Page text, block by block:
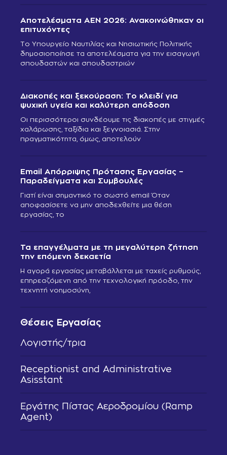
Θέσεις Εργασίας
Λογιστής/τρια
Receptionist and Administrative
Asisstant
Εργάτης Πίστας Αεροδρομίου (Ramp
Agent)
Αποτελέσματα ΑΕΝ 2026: Ανακοινώθηκαν οι
επιτυχόντες
Το Υπουργείο Ναυτιλίας και Νησιωτικής Πολιτικής
δημοσιοποίησε τα αποτελέσματα για την εισαγωγή
σπουδαστών και σπουδαστριών
Διακοπές και ξεκούραση: Το κλειδί για
ψυχική υγεία και καλύτερη απόδοση
Οι περισσότεροι συνδέουμε τις διακοπές με στιγμές
χαλάρωσης, ταξίδια και ξεγνοιασιά. Στην
πραγματικότητα, όμως, αποτελούν
Email Απόρριψης Πρότασης Εργασίας –
Παραδείγματα και Συμβουλές
Γιατί είναι σημαντικό το σωστό email Όταν
αποφασίσετε να μην αποδεχθείτε μια θέση
εργασίας, το
Τα επαγγέλματα με τη μεγαλύτερη ζήτηση
την επόμενη δεκαετία
Η αγορά εργασίας μεταβάλλεται με ταχείς ρυθμούς,
επηρεαζόμενη από την τεχνολογική πρόοδο, την
τεχνητή νοημοσύνη,